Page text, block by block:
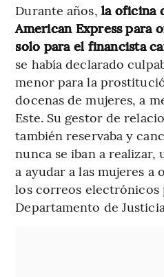
Durante años, la oficina
American Express para
solo para el financista
se había declarado
menor para la
docenas de mujeres, a
Este. Su gestor de
también reservaba y
nunca se iban a realizar,
a ayudar a las mujeres a
los correos electrónicos
Departamento de